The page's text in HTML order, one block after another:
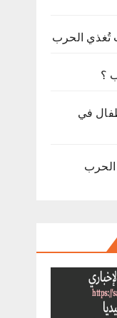
تُغذي الحرب
؟
في
الحرب